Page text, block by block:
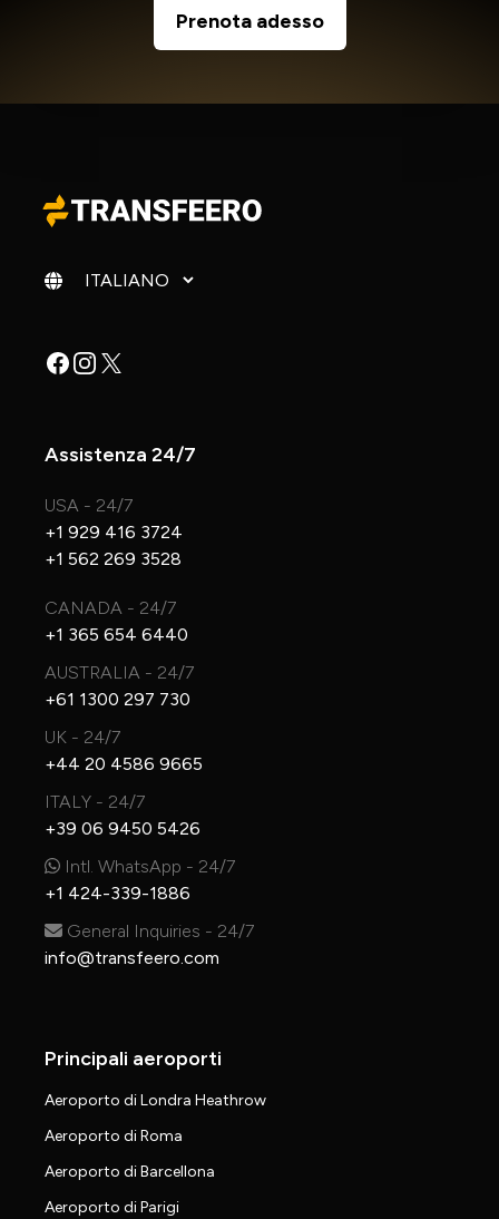
Prenota adesso
Cambia lingua
Facebook
Instagram
X
Assistenza 24/7
USA - 24/7
+1 929 416 3724
+1 562 269 3528
CANADA - 24/7
+1 365 654 6440
AUSTRALIA - 24/7
+61 1300 297 730
UK - 24/7
+44 20 4586 9665
ITALY - 24/7
+39 06 9450 5426
Intl. WhatsApp - 24/7
+1 424-339-1886
General Inquiries - 24/7
info@transfeero.com
Principali aeroporti
Aeroporto di Londra Heathrow
Aeroporto di Roma
Aeroporto di Barcellona
Aeroporto di Parigi